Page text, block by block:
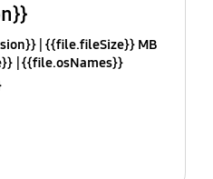
{{file.fileSize}} MB
{{file.osNames}}